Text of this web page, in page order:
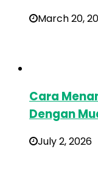
March 20,
Cara
Dengan
July 2, 2026